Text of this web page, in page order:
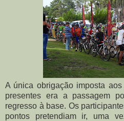
A única obrigação imposta
presentes era a passagem
regresso à base. Os
pontos pretendiam ir, uma